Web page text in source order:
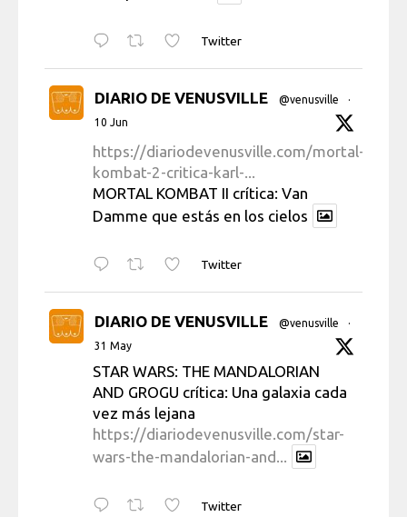
Twitter
DIARIO DE VENUSVILLE @venusville
·
10 Jun
https://diariodevenusville.com/mortal-
kombat-2-critica-karl-...
MORTAL KOMBAT II crítica: Van
Damme que estás en los cielos
Twitter
DIARIO DE VENUSVILLE @venusville
·
31 May
STAR WARS: THE MANDALORIAN
AND GROGU crítica: Una galaxia cada
vez más lejana
https://diariodevenusville.com/star-
wars-the-mandalorian-and...
Twitter